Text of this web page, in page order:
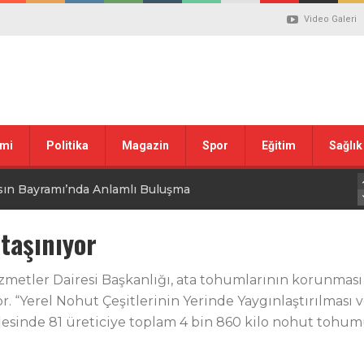
Video Galeri
Politika Magazin Spor Eğitim Sağlık
Bayramı’nda Anlamlı Buluşma
tepkisi
İstiklal Marşı’nın Kabulünün 105. Yılı Mesajı
ilgili düzenleme görüşülüyor
Dairesi Başkanlığı, ata tohumlarının
Nohut Çeşitlerinin Yerinde Yaygınlaştırılması
81 üreticiye toplam 4 bin 860 kilo nohut